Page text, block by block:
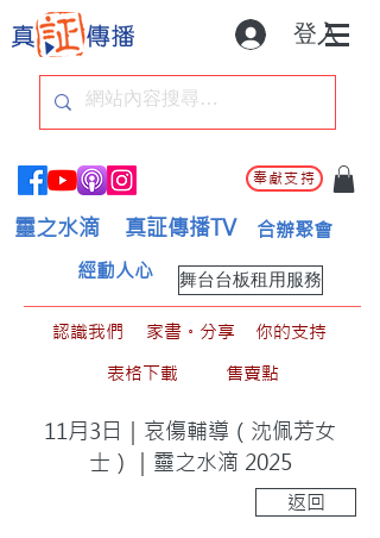
登入
奉獻支持
靈之水滴 真証傳播TV 合辦聚會
舞台台板租用服務
經動人心
認識我們 家書。分享
你的支持
表格下載
售賣點
11月3日｜哀傷輔導（沈佩芳女
士）｜靈之水滴 2025
返回